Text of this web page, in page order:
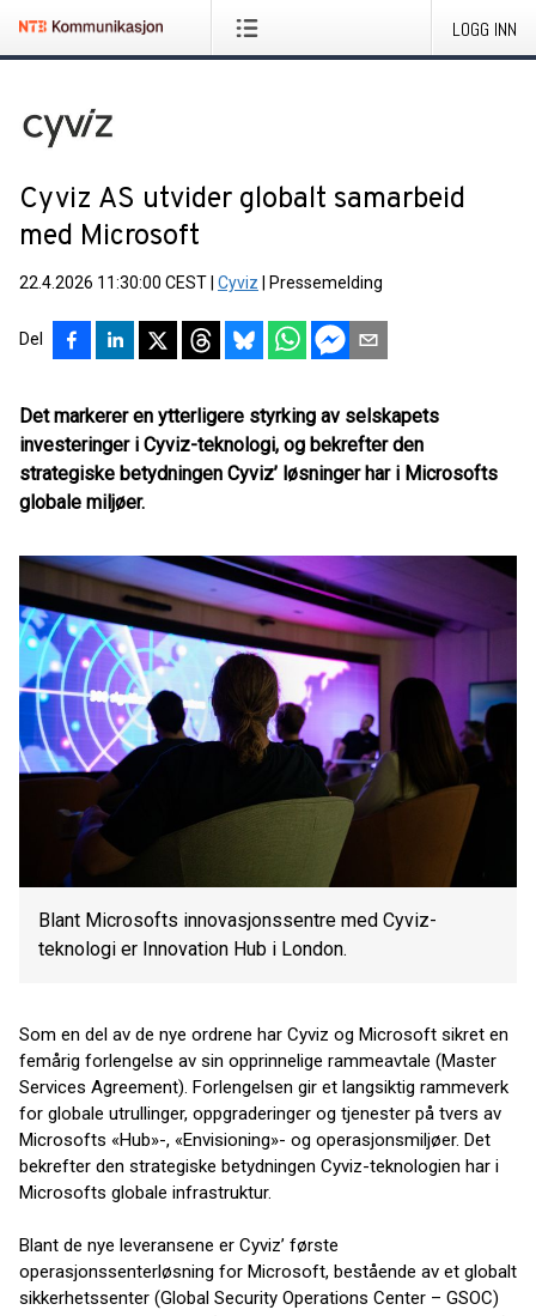
LOGG INN
Cyviz AS utvider globalt samarbeid
med Microsoft
22.4.2026 11:30:00 CEST Cyviz Pressemelding
Del
Det markerer en ytterligere styrking av selskapets
investeringer i Cyviz-teknologi, og bekrefter den
strategiske betydningen Cyviz’ løsninger har i Microsofts
globale miljøer.
Blant Microsofts innovasjonssentre med Cyviz-
teknologi er Innovation Hub i London.
Som en del av de nye ordrene har Cyviz og Microsoft sikret en
femårig forlengelse av sin opprinnelige rammeavtale (Master
Services Agreement). Forlengelsen gir et langsiktig rammeverk
for globale utrullinger, oppgraderinger og tjenester på tvers av
Microsofts «Hub»-, «Envisioning»- og operasjonsmiljøer. Det
bekrefter den strategiske betydningen Cyviz-teknologien har i
Microsofts globale infrastruktur.
Blant de nye leveransene er Cyviz’ første
operasjonssenterløsning for Microsoft, bestående av et globalt
sikkerhetssenter (Global Security Operations Center – GSOC)